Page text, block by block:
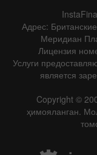
Адрес:
Меридиан
Лицензия
Услуги
является
Copyright ©
ҳимояланган.